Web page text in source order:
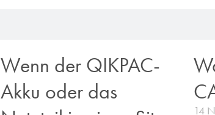
Wenn der QIKPAC-
Akku oder das
14